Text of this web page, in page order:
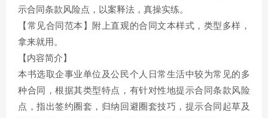
示合同条款风险点，以案释法，真操实练。
【常见合同范本】附上直观的合同文本样式，类型多样，
拿来就用。
【内容简介】
本书选取企事业单位及公民个人日常生活中较为常见的多
种合同，根据其类型特点，有针对性地提示合同条款风险
点，指出签约圈套，归纳回避圈套技巧，提示合同起草及